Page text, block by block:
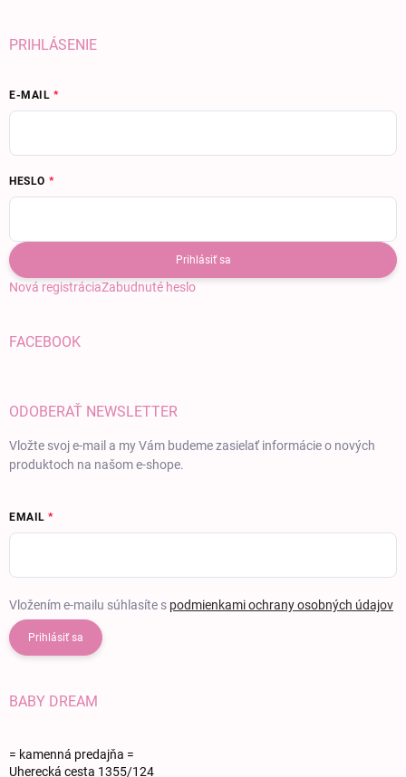
PRIHLÁSENIE
E-MAIL
HESLO
Prihlásiť sa
Nová registráciaZabudnuté heslo
FACEBOOK
ODOBERAŤ NEWSLETTER
Vložte svoj e-mail a my Vám budeme zasielať informácie o nových
produktoch na našom e-shope.
EMAIL
Vložením e-mailu súhlasíte s podmienkami ochrany osobných údajov
Prihlásiť sa
BABY DREAM
= kamenná predajňa =
Uherecká cesta 1355/124